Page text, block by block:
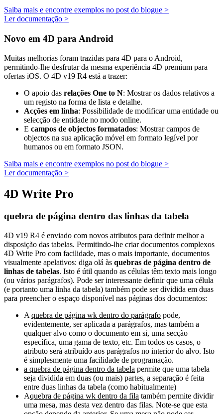
Saiba mais e encontre exemplos no post do blogue >
Ler documentação >
Novo em 4D para Android
Muitas melhorias foram trazidas para 4D para o Android,
permitindo-lhe desfrutar da mesma experiência 4D premium para
ofertas iOS. O 4D v19 R4 está a trazer:
O apoio das relações One to N: Mostrar os dados relativos a
um registo na forma de lista e detalhe.
Acções em linha: Possibilidade de modificar uma entidade ou
selecção de entidade no modo online.
E campos de objectos formatados: Mostrar campos de
objectos na sua aplicação móvel em formato legível por
humanos ou em formato JSON.
Saiba mais e encontre exemplos no post do blogue >
Ler documentação >
4D Write Pro
quebra de página dentro das linhas da tabela
4D v19 R4 é enviado com novos atributos para definir melhor a
disposição das tabelas. Permitindo-lhe criar documentos complexos
4D Write Pro com facilidade, mas o mais importante, documentos
visualmente apelativos: diga olá às quebras de página dentro de
linhas de tabelas. Isto é útil quando as células têm texto mais longo
(ou vários parágrafos). Pode ser interessante definir que uma célula
(e portanto uma linha da tabela) também pode ser dividida em duas
para preencher o espaço disponível nas páginas dos documentos:
A quebra de página wk dentro do parágrafo pode,
evidentemente, ser aplicada a parágrafos, mas também a
qualquer alvo como o documento em si, uma secção
específica, uma gama de texto, etc. Em todos os casos, o
atributo será atribuído aos parágrafos no interior do alvo. Isto
é simplesmente uma facilidade de programação.
a quebra de página dentro da tabela permite que uma tabela
seja dividida em duas (ou mais) partes, a separação é feita
entre duas linhas da tabela (como habitualmente)
Aquebra de página wk dentro da fila também permite dividir
uma mesa, mas desta vez dentro das filas. Note-se que esta